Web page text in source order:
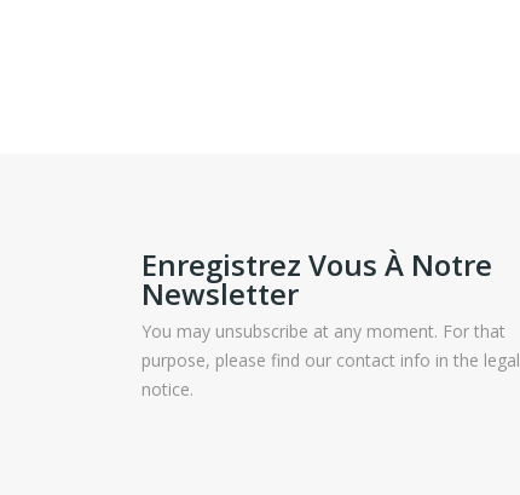
Enregistrez Vous À Notre
Newsletter
You may unsubscribe at any moment. For that
purpose, please find our contact info in the legal
notice.